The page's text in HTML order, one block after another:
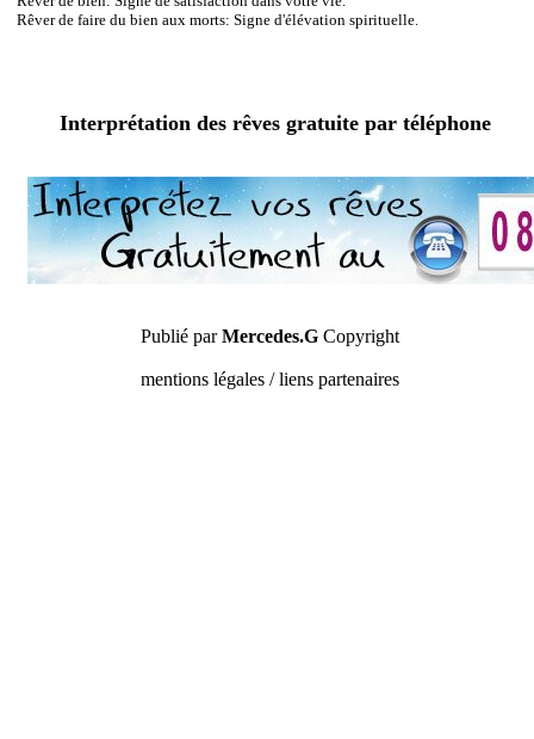
Rêver de faire du bien aux morts: Signe d'élévation spirituelle.
Interprétation des rêves gratuite par téléphone
Publié parMercedes.GCopyright
mentions légales / liens partenaires